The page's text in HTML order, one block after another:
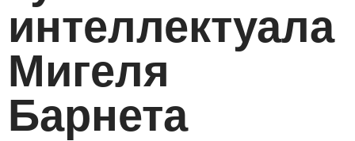
интеллектуала
Мигеля
Барнета